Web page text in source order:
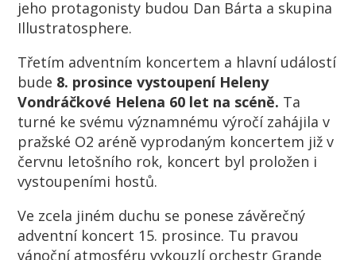
jeho protagonisty budou Dan Bárta a skupina
Illustratosphere.
Třetím adventním koncertem a hlavní událostí
bude 8. prosince vystoupení Heleny
Vondráčkové Helena 60 let na scéně. Ta
turné ke svému významnému výročí zahájila v
pražské O2 aréně vyprodaným koncertem již v
červnu letošního rok, koncert byl proložen i
vystoupeními hostů.
Ve zcela jiném duchu se ponese závěrečný
adventní koncert 15. prosince. Tu pravou
vánoční atmosféru vykouzlí orchestr Grande